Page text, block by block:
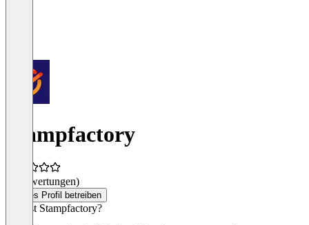
Stampfactory
(0 Bewertungen)
Dieses Profil betreiben
Was ist Stampfactory?